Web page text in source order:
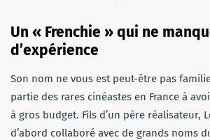
Un « Frenchie » qui ne
d’expérience
Son nom ne vous est peut-être pas
partie des rares cinéastes en France à
à gros budget. Fils d’un père réalisateur,
d’abord collaboré avec de grands noms